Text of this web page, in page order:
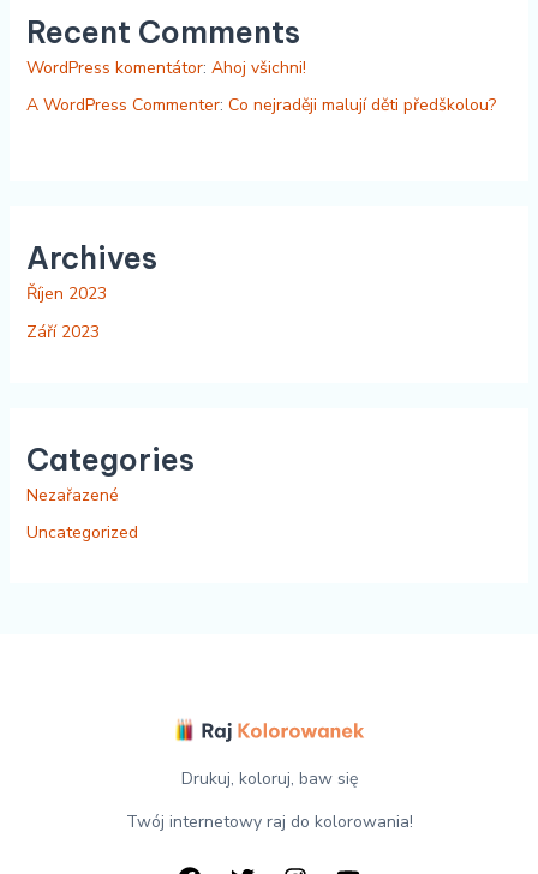
Recent Comments
WordPress komentátor: Ahoj všichni!
A WordPress Commenter: Co nejraději malují děti předškolou?
Archives
Říjen 2023
Září 2023
Categories
Nezařazené
Uncategorized
Drukuj, koloruj, baw się
Twój internetowy raj do kolorowania!